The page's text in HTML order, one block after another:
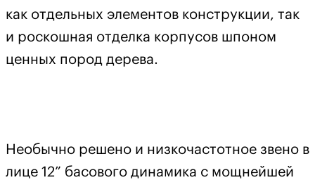
как отдельных элементов конструкции, так
и роскошная отделка корпусов шпоном
ценных пород дерева.
Необычно решено и низкочастотное звено в
лице 12” басового динамика с мощнейшей